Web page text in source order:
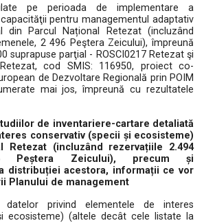
pe perioada de implementare a
pentru managementul adaptativ
din Parcul Național Retezat (incluzând
2 496 Peştera Zeicului), împreună
suprapuse parţial - ROSCI0217 Retezat şi
Retezat, cod SMIS: 116950, proiect co-
de Dezvoltare Regională prin POIM
mai jos, împreună cu rezultatele
de inventariere-cartare detaliată
conservativ (specii și ecosisteme)
Retezat (incluzând rezervațiile 2.494
Peștera Zeicului), precum și
distribuției acestora, informații ce vor
Planului de management
privind elementele de interes
ecosisteme) (altele decât cele listate la